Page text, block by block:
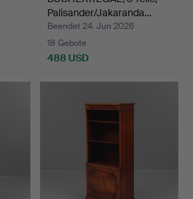
Palisander/Jakaranda…
Beendet 24. Jun 2026
18 Gebote
488 USD